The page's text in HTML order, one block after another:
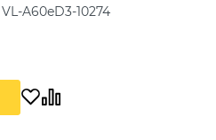
VL-A60eD3-10274